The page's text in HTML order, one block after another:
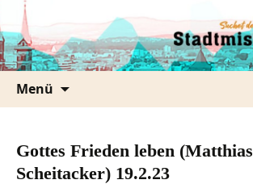
Inhalt
springen
Menü
Gottes Frieden leben (Matthias
Scheitacker) 19.2.23